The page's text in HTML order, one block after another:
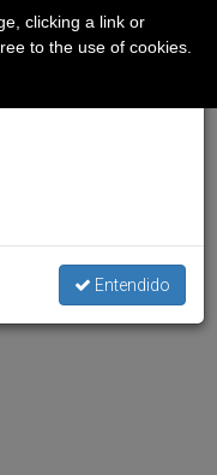
Entendido
clicking a link or
to the use of cookies.